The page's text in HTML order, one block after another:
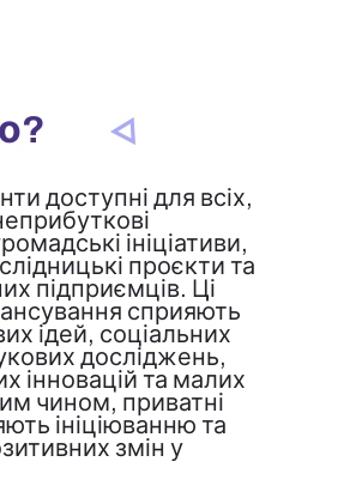
доступні для всіх,
ініціативи,
проєкти та
підприємців. Ці
сприяють
ідей, соціальних
досліджень,
інновацій та малих
чином, приватні
ініціюванню та
змін у